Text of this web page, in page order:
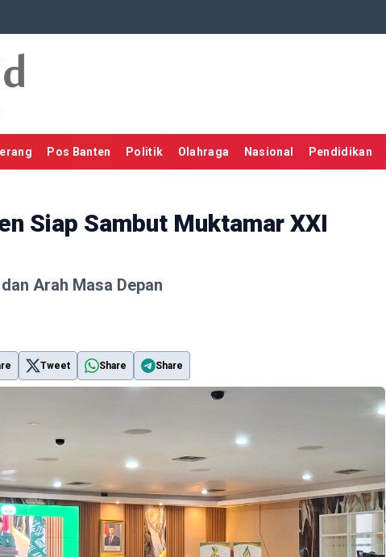
Pos Banten Politik Olahraga Nasional Pendidikan
Siap Sambut Muktamar XXI
Arah Masa Depan
Tweet Share Share